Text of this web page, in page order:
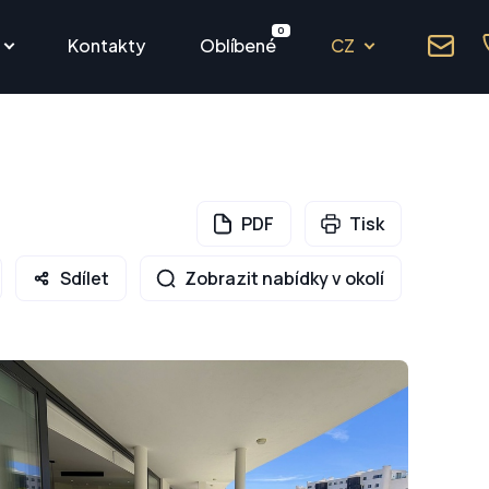
Kontakty Oblíbené
0
CZ
PDF Tisk
Sdílet Zobrazit nabídky v okolí